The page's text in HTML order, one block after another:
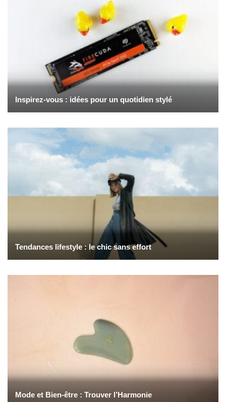
Inspirez-vous : idées pour un quotidien stylé
Tendances lifestyle : le chic sans effort
Mode et Bien-être : Trouver l’Harmonie